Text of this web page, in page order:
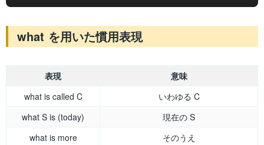
what を用いた慣用表現
表現
意味
what is called C
いわゆる C
what S is (today)
現在の S
what is more
そのうえ